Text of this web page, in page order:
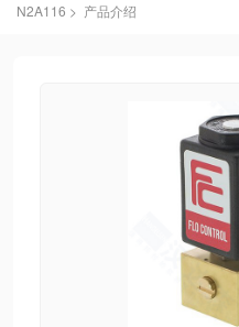
N2A116 > 产品介绍